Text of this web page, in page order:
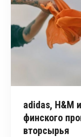
adidas, H&M
финского
вторсырья